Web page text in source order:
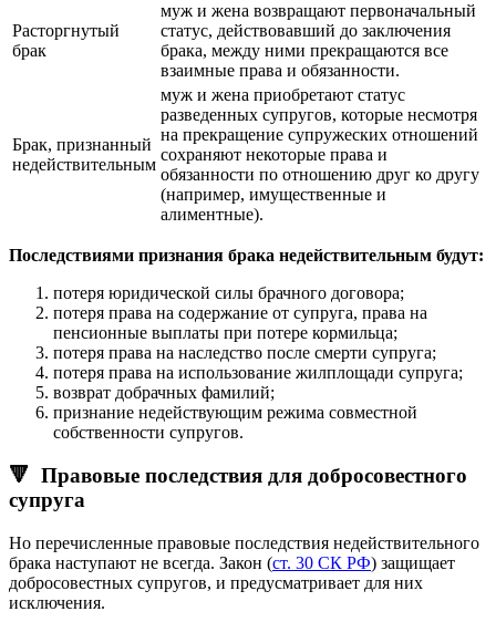
Расторгнутый
брак
муж и жена возвращают первоначальный
статус, действовавший до заключения
брака, между ними прекращаются все
взаимные права и обязанности.
Брак, признанный
недействительным
муж и жена приобретают статус
разведенных супругов, которые несмотря
на прекращение супружеских отношений
сохраняют некоторые права и
обязанности по отношению друг ко другу
(например, имущественные и
алиментные).
Последствиями признания брака недействительным будут:
потеря юридической силы брачного договора;
потеря права на содержание от супруга, права на
пенсионные выплаты при потере кормильца;
потеря права на наследство после смерти супруга;
потеря права на использование жилплощади супруга;
возврат добрачных фамилий;
признание недействующим режима совместной
собственности супругов.
🔻 Правовые последствия для добросовестного
супруга
Но перечисленные правовые последствия недействительного
брака наступают не всегда. Закон (ст. 30 СК РФ) защищает
добросовестных супругов, и предусматривает для них
исключения.